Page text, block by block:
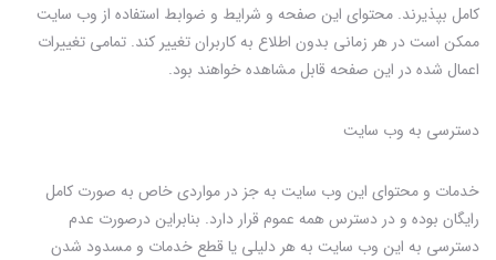
کامل بپذیرند. محتوای این صفحه و شرایط و ضوابط استفاده از وب سایت
ممکن است در هر زمانی بدون اطلاع به کاربران تغییر کند. تمامی تغییرات
اعمال شده در این صفحه قابل مشاهده خواهند بود.
دسترسی به وب سایت
خدمات و محتوای این وب سایت به جز در مواردی خاص به صورت کامل
رایگان بوده و در دسترس همه عموم قرار دارد. بنابراین درصورت عدم
دسترسی به این وب سایت به هر دلیلی یا قطع خدمات و مسدود شدن